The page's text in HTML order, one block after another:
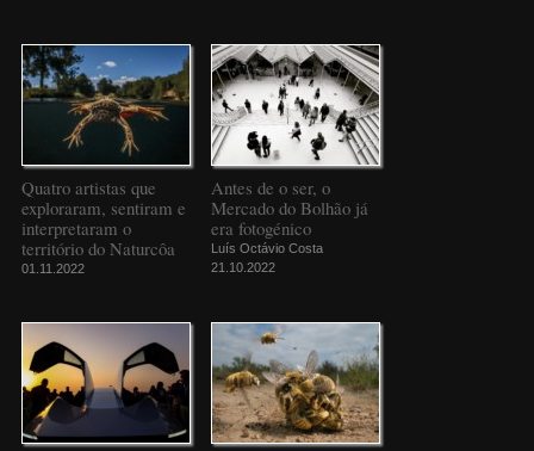
Quatro artistas que
exploraram, sentiram e
interpretaram o
território do Naturcôa
01.11.2022
Antes de o ser, o
Mercado do Bolhão já
era fotogénico
Luís Octávio Costa
21.10.2022